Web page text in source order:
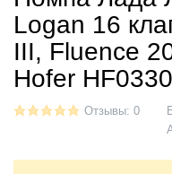
Logan 16
III, Fluence
Hofer
Отзывы: 0